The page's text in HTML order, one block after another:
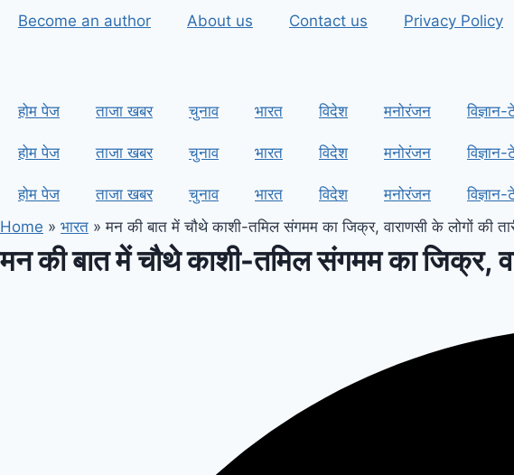
Skip
Become an author About us Contact us Privacy Policy
होम पेज ताजा खबर चुनाव भारत विदेश मनोरंजन
होम पेज ताजा खबर चुनाव भारत विदेश मनोरंजन
होम पेज ताजा खबर चुनाव भारत विदेश मनोरंजन
Home » भारत » मन की बात में चौथे काशी-तमिल संगमम का जिक्र, वाराणसी के लोगों की
मन की बात में चौथे काशी-तमिल संगमम का जिक्र,